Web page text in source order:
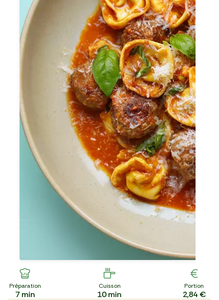
Préparation
7min
Cuisson
10min
Portion
2,84 €